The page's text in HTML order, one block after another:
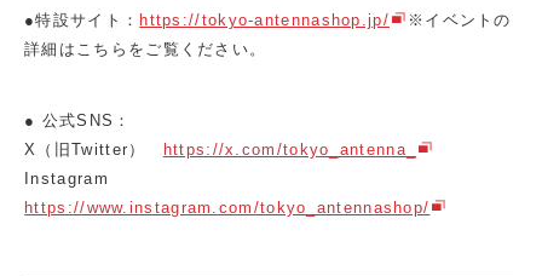
●特設サイト： https://tokyo-antennashop.jp/
※イベントの
詳細はこちらをご覧ください。
● 公式SNS：
X（旧Twitter） https://x.com/tokyo_antenna_
Instagram
https://www.instagram.com/tokyo_antennashop/